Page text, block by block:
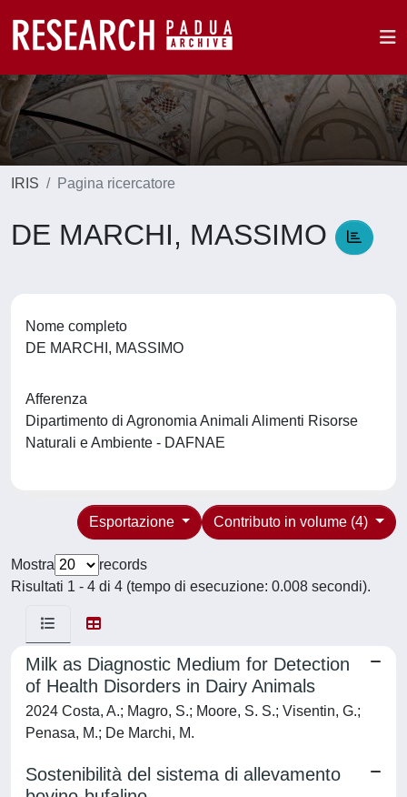
IRIS Pagina ricercatore
DE MARCHI, MASSIMO
Nome completo
DE MARCHI, MASSIMO
Afferenza
Dipartimento di Agronomia Animali Alimenti Risorse
Naturali e Ambiente - DAFNAE
Contributo in volume (4)
Esportazione
Mostra
records
Risultati 1 - 4 di 4 (tempo di esecuzione: 0.008 secondi).
Milk as Diagnostic Medium for Detection
of Health Disorders in Dairy Animals
2024 Costa, A.; Magro, S.; Moore, S. S.; Visentin, G.;
Penasa, M.; De Marchi, M.
Sostenibilità del sistema di allevamento